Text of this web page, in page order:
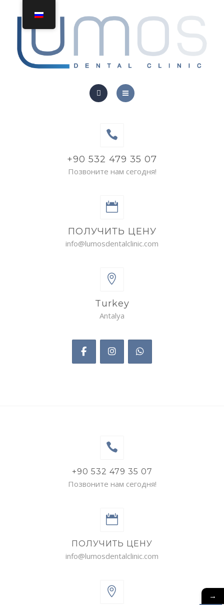
ЛЕЧЕНИЕ
+90 532 479 35 07
Позвоните нам сегодня!
ПОЛУЧИТЬ ЦЕНУ
info@lumosdentalclinic.com
Turkey
Antalya
+90 532 479 35 07
Позвоните нам сегодня!
ПОЛУЧИТЬ ЦЕНУ
info@lumosdentalclinic.com
→